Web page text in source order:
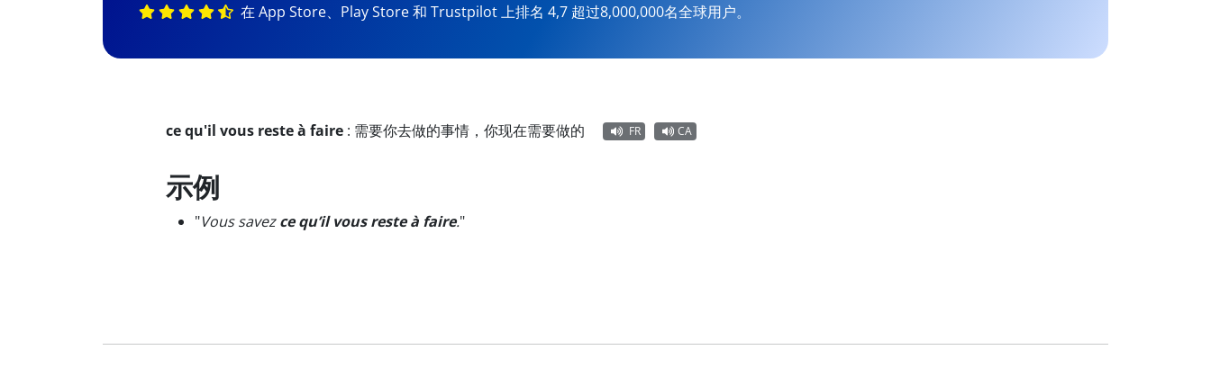
在 App Store、Play Store 和 Trustpilot 上排名 4,7 超过8,000,000名全球用户。
ce qu'il vous reste à faire : 需要你去做的事情，你现在需要做的 FR CA
示例
"Vous savezce qu’il vous reste à faire."